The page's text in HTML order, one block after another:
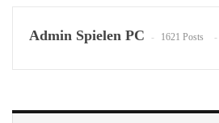
Admin Spielen PC 1621 Posts